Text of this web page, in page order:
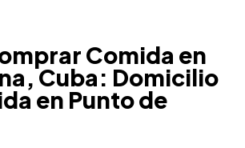
Comida en
Cuba: Domicilio
en Punto de